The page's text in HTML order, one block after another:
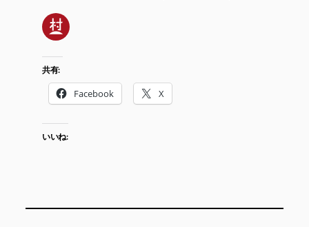
共有:
Facebook X
いいね: